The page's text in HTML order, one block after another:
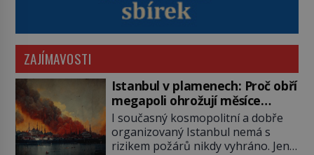
ZAJÍMAVOSTI
Istanbul v plamenech: Proč obří
megapoli ohrožují měsíce
smaženého lilku?
I současný kosmopolitní a dobře
organizovaný Istanbul nemá s
rizikem požárů nikdy vyhráno. Jen